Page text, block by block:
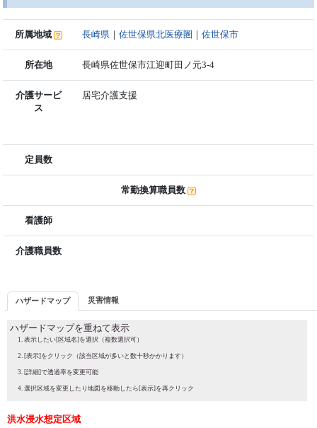
所属地域 長崎県 ｜佐世保県北医療圏 ｜佐世保市
所在地 長崎県佐世保市江迎町田ノ元3-4
介護サービ
ス
居宅介護支援
定員数
常勤換算職員数
看護師
介護職員数
ハザードマップ 災害情報
ハザードマップを重ねて表示
表示したい[区域名]を選択（複数選択可）
[表示]をクリック（該当区域が多いと数十秒かかります）
[詳細]で透過率を変更可能
選択区域を変更したり地図を移動したら[表示]を再クリック
洪水浸水想定区域